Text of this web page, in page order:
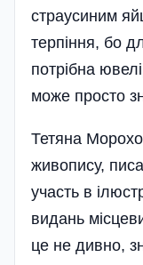
страусиним
терпіння, бо
потрібна
може просто
Тетяна
живопису,
участь в
видань
це не дивно,